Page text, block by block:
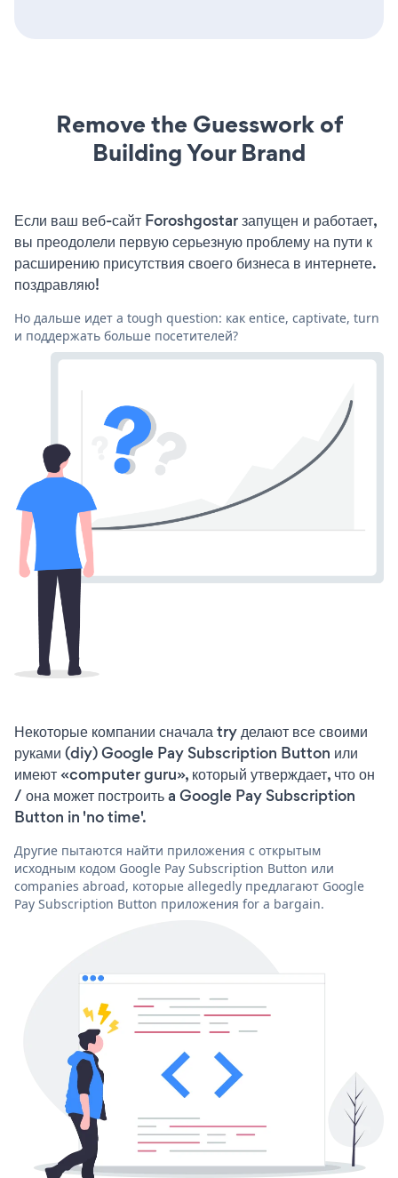
Remove the Guesswork of
Building Your Brand
Если ваш веб-сайт Foroshgostar запущен и работает,
вы преодолели первую серьезную проблему на пути к
расширению присутствия своего бизнеса в интернете.
поздравляю!
Но дальше идет a tough question: как entice, captivate, turn
и поддержать больше посетителей?
Некоторые компании сначала try делают все своими
руками (diy) Google Pay Subscription Button или
имеют «computer guru», который утверждает, что он
/ она может построить a Google Pay Subscription
Button in 'no time'.
Другие пытаются найти приложения с открытым
исходным кодом Google Pay Subscription Button или
companies abroad, которые allegedly предлагают Google
Pay Subscription Button приложения for a bargain.